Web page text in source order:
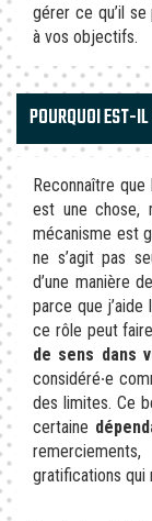
gérer ce qu’il
à vos objectifs.
POURQUOI EST-
Reconnaître que
est une chose,
mécanisme est
ne s’agit pas
d’une manière
parce que j’aide
ce rôle peut
de sens dans
considéré∙e
des limites. Ce
certaine
gratifications qui